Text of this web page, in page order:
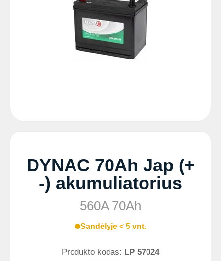
DYNAC 70Ah Jap (+
-) akumuliatorius
560A 70Ah
Sandėlyje < 5 vnt.
Produkto kodas: LP 57024